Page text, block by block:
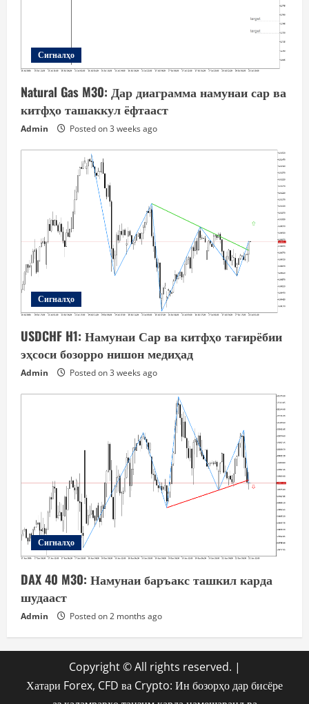
Сигналҳо
Natural Gas M30: Дар диаграмма намунаи сар ва
китфҳо ташаккул ёфтааст
Admin Posted on 3 weeks ago
Сигналҳо
USDCHF H1: Намунаи Сар ва китфҳо тағирёбии
эҳсоси бозорро нишон медиҳад
Admin Posted on 3 weeks ago
Сигналҳо
DAX 40 M30: Намунаи баръакс ташкил карда
шудааст
Admin Posted on 2 months ago
Copyright © All rights reserved. |
Хатари Forex, CFD ва Crypto: Ин бозорҳо дар бисёре